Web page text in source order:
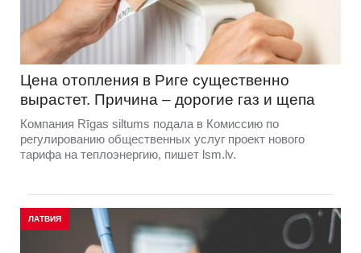
Цена отопления в Риге существенно
вырастет. Причина – дорогие газ и щепа
Компания Rīgas siltums подала в Комиссию по
регулированию общественных услуг проект нового
тарифа на теплоэнергию, пишет lsm.lv.
ЛАТВИЯ